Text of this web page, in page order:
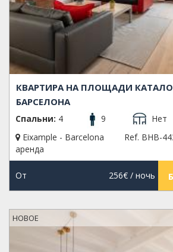
КВАРТИРА НА ПЛОЩАДИ
БАРСЕЛОНА
Спальни: 4 9 Нет
Eixample - Barcelona
Ref. BHB-
аренда
От 256€/ ночь
НОВОЕ